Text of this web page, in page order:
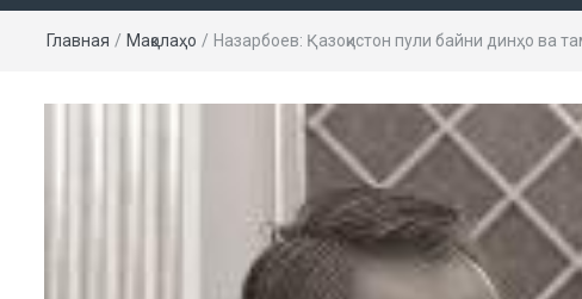
Главная / Мақолаҳо / Назарбоев: Қазоқистон пули байни динҳо ва